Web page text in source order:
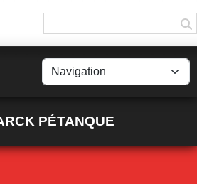
PÉTANQUE